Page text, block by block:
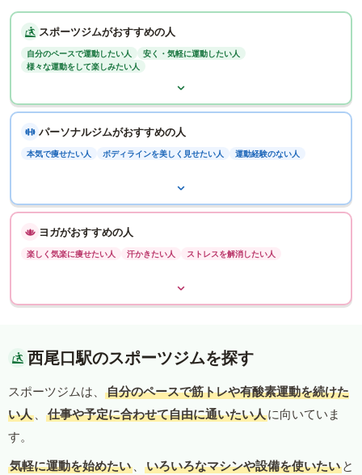
スポーツジムがおすすめの人
自分のペースで運動したい人
安く・気軽に運動したい人
様々な運動をして楽しみたい人
パーソナルジムがおすすめの人
本気で痩せたい人 ボディラインを美しく見せたい人 運動経験のない人
ヨガがおすすめの人
楽しく気楽に痩せたい人 汗かきたい人 ストレスを解消したい人
西尾口駅のスポーツジムを探す
スポーツジムは、
自分のペースで筋トレや有酸素運動を続けた
い人 、 仕事や予定に合わせて自由に通いたい人に向いていま
す。
気軽に運動を始めたい 、 いろいろなマシンや設備を使いたい と